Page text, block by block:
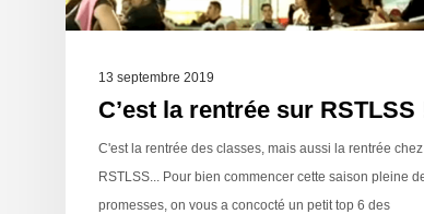
13 septembre 2019
C’est la rentrée sur RSTLSS
C'est la rentrée des classes, mais aussi la rentrée chez
RSTLSS... Pour bien commencer cette saison pleine
promesses, on vous a concocté un petit top 6 des